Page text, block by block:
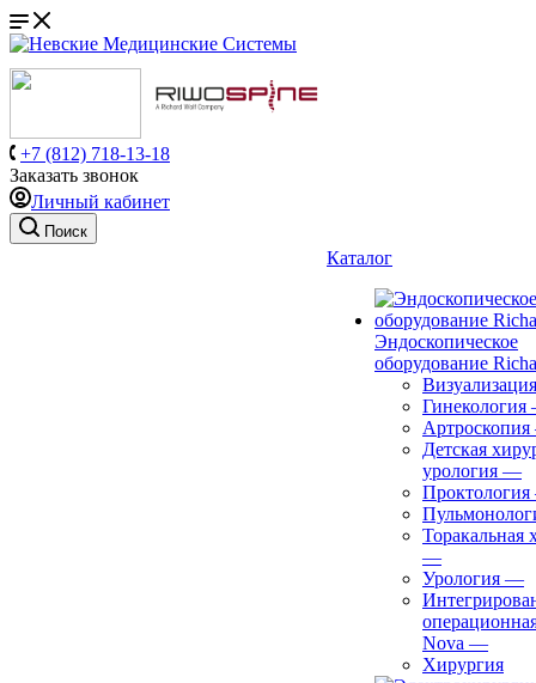
+7 (812) 718-13-18
Заказать звонок
Личный кабинет
Поиск
Каталог
Эндоскопическое
оборудование
Визуализация
Гинекология
Артроскопия
Детская
урология —
Проктология
Торакальная
—
Урология —
Nova —
Хирургия